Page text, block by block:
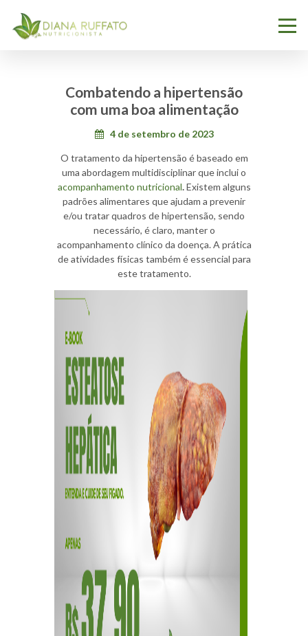
Combatendo a hipertensão
com uma boa alimentação
4 de setembro de 2023
O tratamento da hipertensão é baseado em
uma abordagem multidisciplinar que inclui o
acompanhamento nutricional.Existem alguns
padrões alimentares que ajudam a prevenir
e/ou tratar quadros de hipertensão, sendo
necessário, é claro, manter o
acompanhamento clínico da doença. A prática
de atividades físicas também é essencial para
este tratamento.